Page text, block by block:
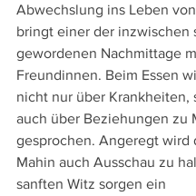
Abwechslung ins Leben
bringt einer der inzwischen
gewordenen Nachmittage
Freundinnen. Beim Essen
nicht nur über Krankheiten,
auch über Beziehungen zu
gesprochen. Angeregt wird
Mahin auch Ausschau zu
sanften Witz sorgen ein